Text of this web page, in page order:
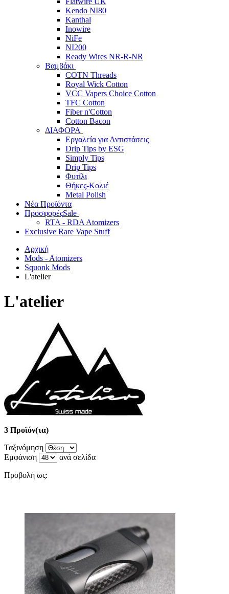
Kendo NI80
Kanthal
Inowire
NiFe
NI200
Ready Wires NR-R-NR
Βαμβάκι
COTN Threads
Royal Wick Cotton
VCC Vapers Choice Cotton
TFC Cotton
Fiber n'Cotton
Cotton Bacon
ΔΙΑΦΟΡΑ
Εργαλεία για Αντιστάσεις
Drip Tips by ESG
Simply Tips
Drip Tips
Φυτίλι
Θήκες-Κολιέ
Metal Polish
Νέα Προϊόντα
ΠροσφορέςSale
RTA - RDA Atomizers
Exclusive Rare Vape Stuff
Αρχική
Mods - Atomizers
Squonk Mods
L'atelier
L'atelier
3 Προϊόν(τα)
Ταξινόμηση
Εμφάνιση
ανά σελίδα
Προβολή ως: